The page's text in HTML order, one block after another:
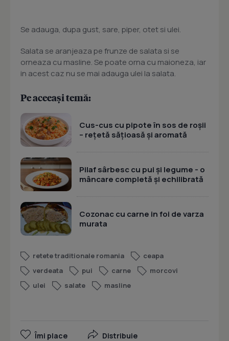
Se adauga, dupa gust, sare, piper, otet si ulei.
Salata se aranjeaza pe frunze de salata si se
orneaza cu masline. Se poate orna cu maioneza, iar
in acest caz nu se mai adauga ulei la salata.
Pe aceeași temă:
Cus-cus cu pipote în sos de roșii
– rețetă sățioasă și aromată
Pilaf sârbesc cu pui și legume - o
mâncare completă și echilibrată
Cozonac cu carne in foi de varza
murata
retete traditionale romania
ceapa
verdeata
pui carne
morcovi
ulei
salate masline
Îmi place Distribuie